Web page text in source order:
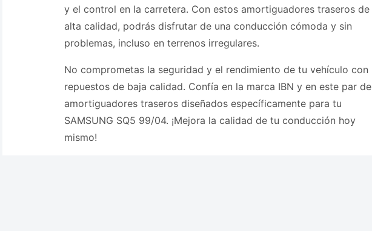
y el control en la carretera. Con estos amortiguadores traseros de
alta calidad, podrás disfrutar de una conducción cómoda y sin
problemas, incluso en terrenos irregulares.
No comprometas la seguridad y el rendimiento de tu vehículo con
repuestos de baja calidad. Confía en la marca IBN y en este par de
amortiguadores traseros diseñados específicamente para tu
SAMSUNG SQ5 99/04. ¡Mejora la calidad de tu conducción hoy
mismo!